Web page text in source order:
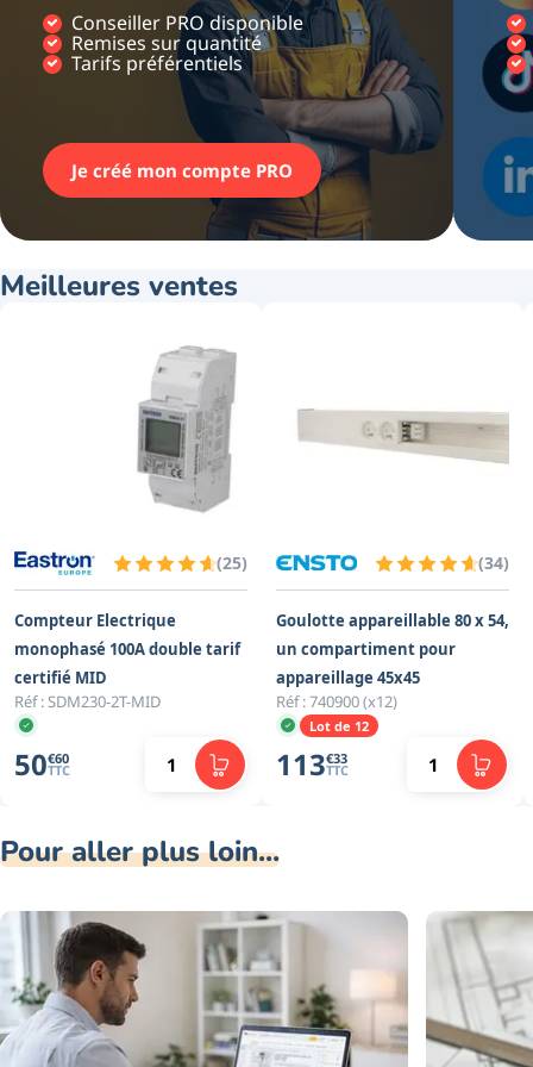
Conseiller PRO disponible
Remises sur quantité
Tarifs préférentiels
Je créé mon compte PRO
Meilleures ventes
(25)
Compteur Electrique
monophasé 100A double tarif
certifié MID
Réf :SDM230-2T-MID
50€60
TTC
(34)
Goulotte appareillable 80 x 54,
un compartiment pour
appareillage 45x45
Réf :740900 (x12)
Lot de 12
113€33
TTC
Pour aller plus loin...